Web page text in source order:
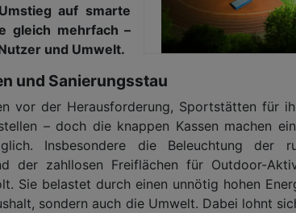
auf smarte
gleich mehrfach –
und Umwelt.
und Sanierungsstau
vor der Herausforderung, Sportstätten für
– doch die knappen Kassen machen
Insbesondere die Beleuchtung der
der zahllosen Freiflächen für Outdoor-
Sie belastet durch einen unnötig hohen
sondern auch die Umwelt. Dabei lohnt